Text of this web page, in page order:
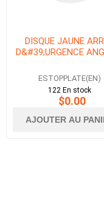
DISQUE JAUNE
D&#39;URGENCE
ESTOPPLATE(EN)
122 En stock
$0.00
AJOUTER AU